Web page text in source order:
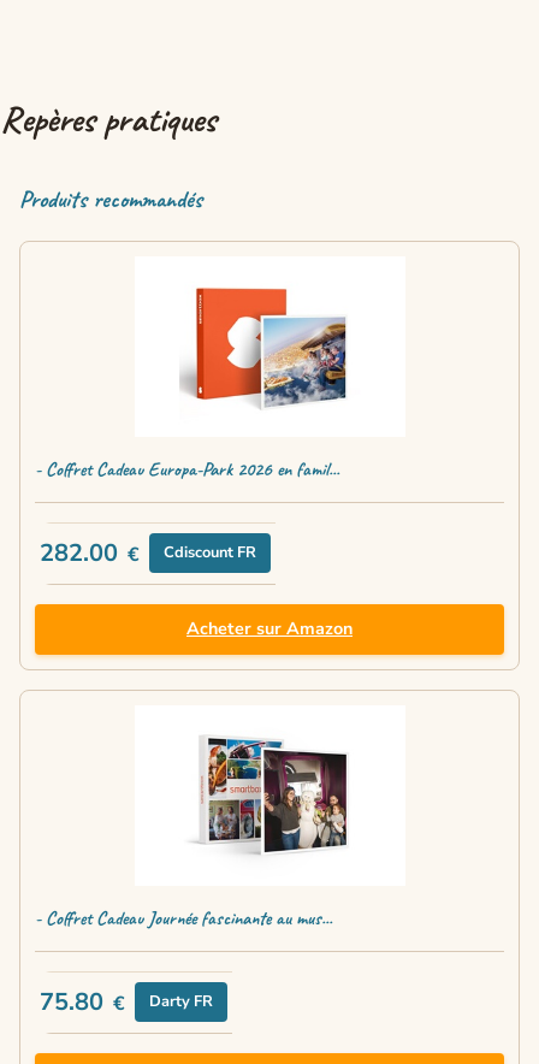
Repères pratiques
Produits recommandés
- Coffret Cadeau Europa-Park 2026 en famil...
282.00 € Cdiscount FR
Acheter sur Amazon
- Coffret Cadeau Journée fascinante au mus...
75.80 € Darty FR